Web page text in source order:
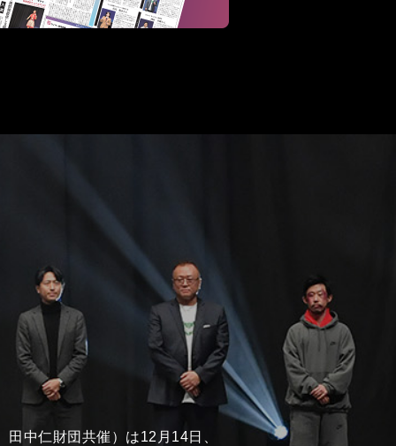
中仁財団共催）は12月14日、